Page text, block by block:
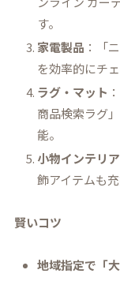
す。
家電製品 ：「
を効率的にチェ
ラグ・マット
商品検索ラグ
能。
小物インテリア
飾アイテムも充
賢いコツ
地域指定で「